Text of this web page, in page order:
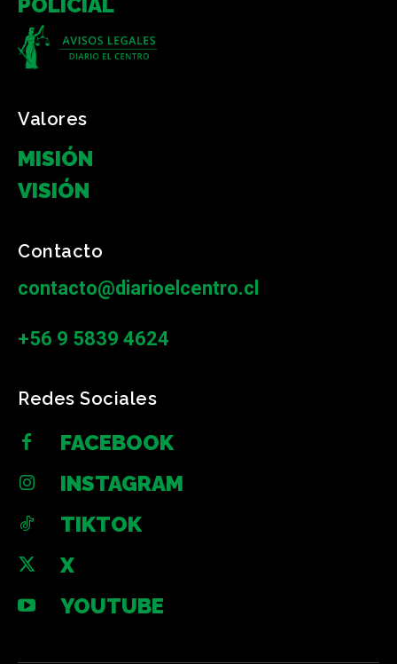
Valores
MISIÓN
VISIÓN
Contacto
contacto@diarioelcentro.cl
+56 9 5839 4624
Redes Sociales
FACEBOOK
INSTAGRAM
TIKTOK
X
YOUTUBE